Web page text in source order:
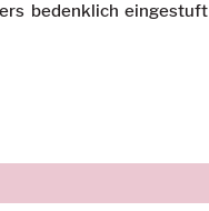
bedenklich eingestuft